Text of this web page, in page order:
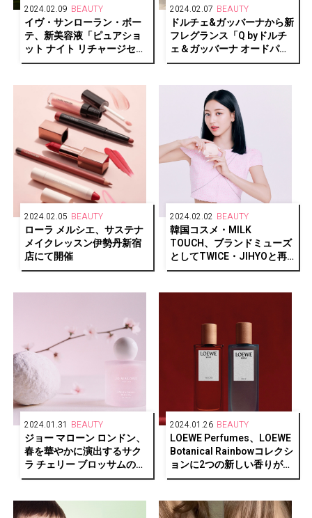
2024.02.09 BEAUTY
イヴ・サンローラン・ボー
テ、新美容液「ピュアショ
ット ナイト リチャージセラ
ム」誕生
2024.02.07 BEAUTY
ドルチェ&ガッバーナから新
フレグランス「Q byドルチ
ェ＆ガッバーナ オードパル
ファム」が誕生
2024.02.05 BEAUTY
ローラ メルシエ、サステナ
メイクレッスン伊勢丹新宿
店にて開催
2024.02.02 BEAUTY
韓国コスメ・MILK
TOUCH、ブランドミューズ
としてTWICE・JIHYOと再
契約を発表
2024.01.31 BEAUTY
ジョー マローン ロンドン、
春を華やかに演出するサク
ラ チェリー ブロッサムの香
り登場
2024.01.26 BEAUTY
LOEWE Perfumes、LOEWE
Botanical Rainbowコレクシ
ョンに2つの新しい香りが仲
間入り